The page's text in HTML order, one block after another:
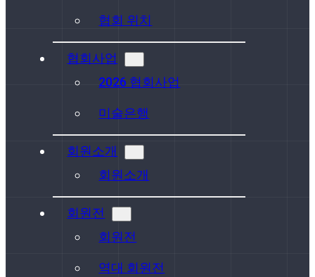
협회 위치
협회사업
2026 협회사업
미술은행
회원소개
회원소개
회원전
회원전
역대 회원전